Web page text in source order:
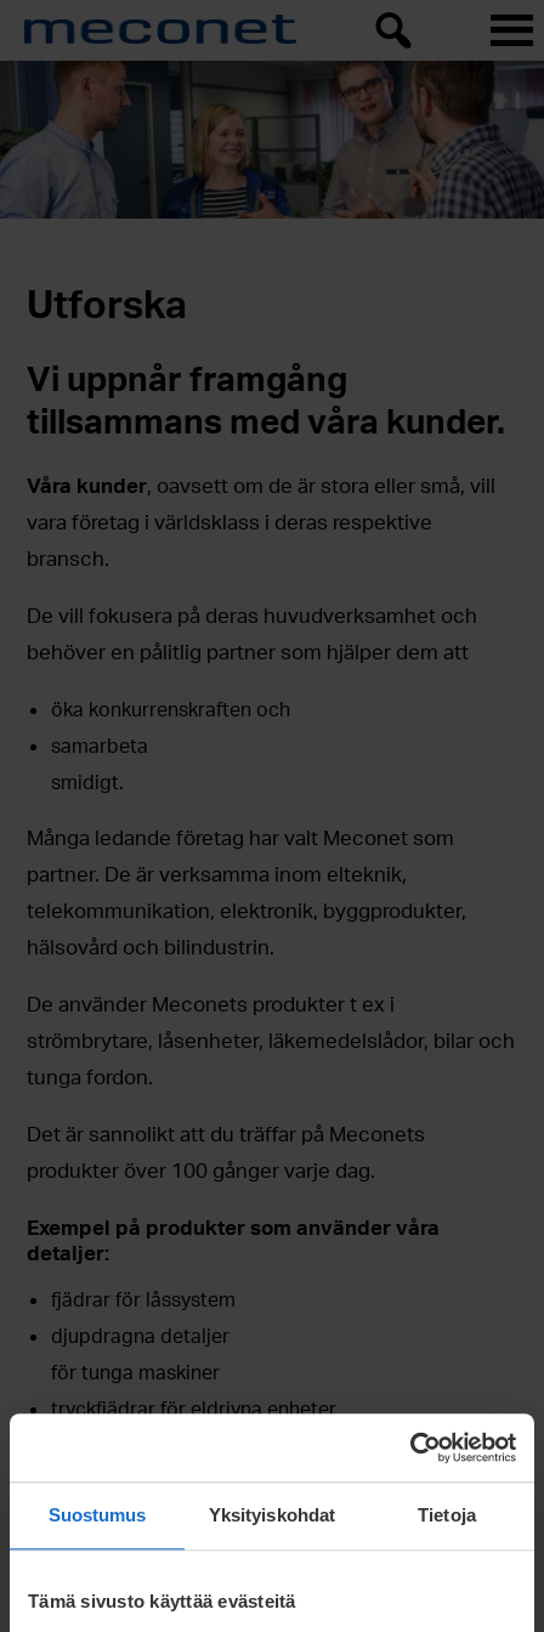
Suostumus Yksityiskohdat Tietoja
Tämä sivusto käyttää evästeitä
Utforska
Vi uppnår framgång
tillsammans med våra kunder.
Våra kunder, oavsett om de är stora eller små, vill
vara företag i världsklass i deras respektive
bransch.
De vill fokusera på deras huvudverksamhet och
behöver en pålitlig partner som hjälper dem att
öka konkurrenskraften och
samarbeta
smidigt.
Många ledande företag har valt Meconet som
partner. De är verksamma inom elteknik,
telekommunikation, elektronik, byggprodukter,
hälsovård och bilindustrin.
De använder Meconets produkter t ex i
strömbrytare, låsenheter, läkemedelslådor, bilar och
tunga fordon.
Det är sannolikt att du träffar på Meconets
produkter över 100 gånger varje dag.
Exempel på produkter som använder våra
detaljer:
fjädrar för låssystem
djupdragna detaljer
för tunga maskiner
tryckfjädrar för eldrivna enheter